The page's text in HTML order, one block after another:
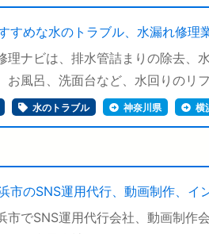
すめな水のトラブル、水漏れ修理
理ナビは、排水管詰まりの除去、
お風呂、洗面台など、水回りのリ
水のトラブル 神奈川県 横
市のSNS運用代行、動画制作、イ
市でSNS運用代行会社、動画制作